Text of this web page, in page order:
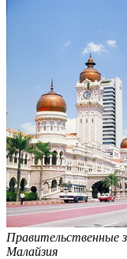
Правительственные
Малайзия